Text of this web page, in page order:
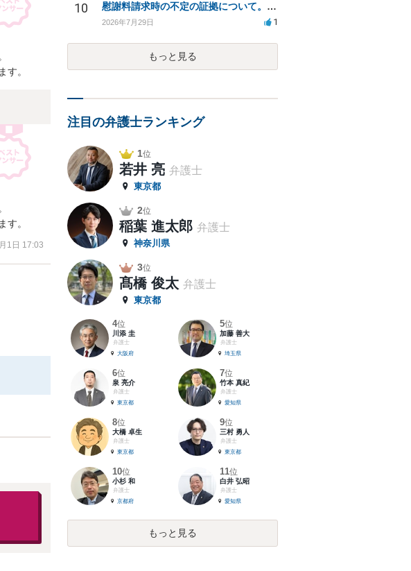
す。
す。
1日 17:03
10 慰謝料請求時の不定の証拠について。効力があるのか知りたい。
2026年7月29日 1
もっと見る
注目の弁護士ランキング
1位
若井 亮 弁護士
東京都
2位
稲葉 進太郎 弁護士
神奈川県
3位
髙橋 俊太 弁護士
東京都
4位
川添 圭
弁護士
大阪府
5位
加藤 善大
弁護士
埼玉県
6位
泉 亮介
弁護士
東京都
7位
竹本 真紀
弁護士
愛知県
8位
大橋 卓生
弁護士
東京都
9位
三村 勇人
弁護士
東京都
10位
小杉 和
弁護士
京都府
11位
白井 弘昭
弁護士
愛知県
もっと見る